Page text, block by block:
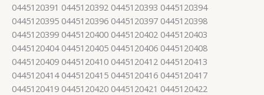
0445120391 0445120392 0445120393 0445120394
0445120395 0445120396 0445120397 0445120398
0445120399 0445120400 0445120402 0445120403
0445120404 0445120405 0445120406 0445120408
0445120409 0445120410 0445120412 0445120413
0445120414 0445120415 0445120416 0445120417
0445120419 0445120420 0445120421 0445120422